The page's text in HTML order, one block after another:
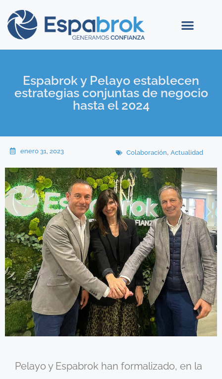
Espabrok y Pelayo establecen
estrategias conjuntas de negocio
hasta el 2024
enero 31, 2023 Colaboración, Actualidad
Pelayo y Espabrok han formalizado, en la